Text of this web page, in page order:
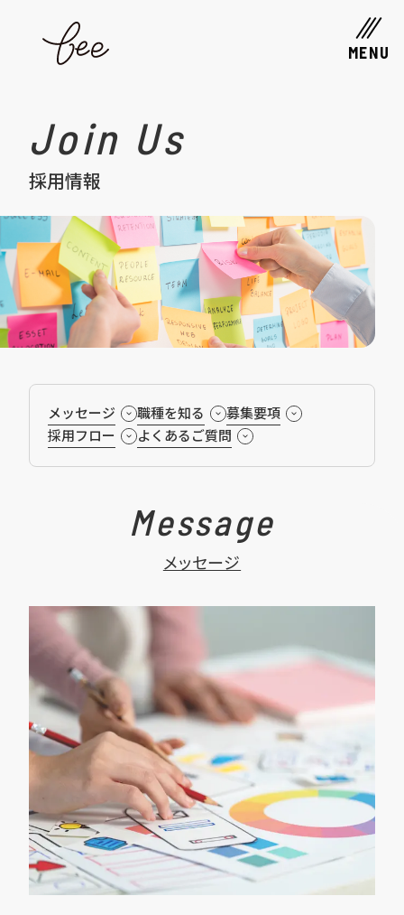
MENU
Join Us
採用情報
メッセージ 職種を知る
募集要項
採用フロー
よくあるご質問
Message
メッセージ